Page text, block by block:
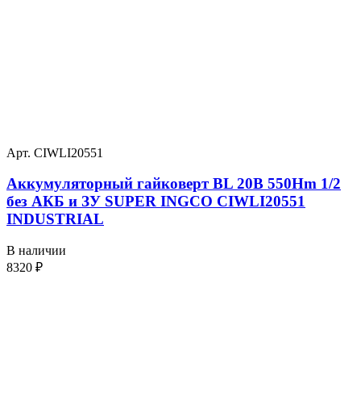
Арт. CIWLI20551
Аккумуляторный гайковерт BL 20В 550Hm 1/2
без АКБ и ЗУ SUPER INGCO CIWLI20551
INDUSTRIAL
В наличии
8320 ₽